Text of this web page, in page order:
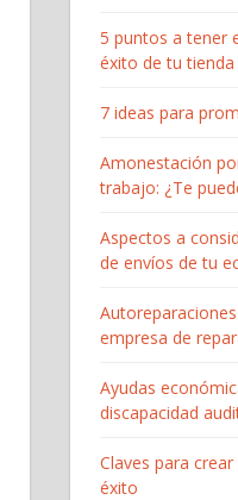
5 puntos a tener
éxito de tu tienda
7 ideas para
Amonestación
trabajo: ¿Te
Aspectos a
de envíos de tu
empresa de
Ayudas
discapacidad
Claves para
éxito